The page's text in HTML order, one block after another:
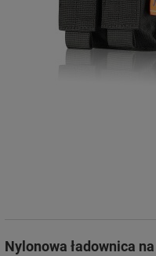
Nylonowa ładownica